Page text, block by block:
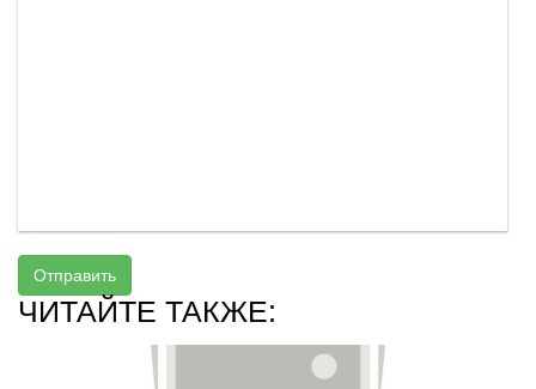
Отправить
ЧИТАЙТЕ ТАКЖЕ: